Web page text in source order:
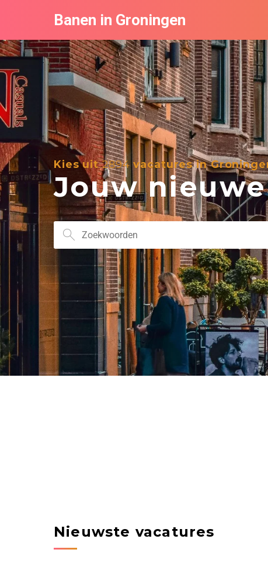
Banen in Groningen
Kies uit2894 vacatures in
Jouw
Nieuwste vacatures